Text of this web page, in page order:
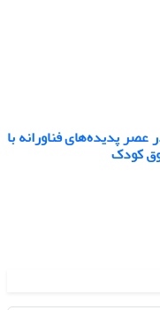
پدیده‌های فناورانه با